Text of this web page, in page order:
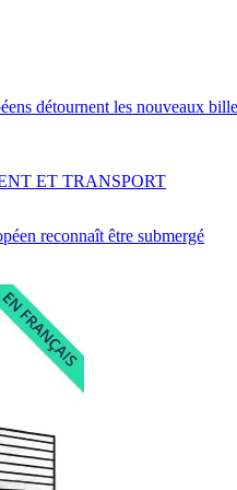
détournent les nouveaux
reconnaît être submergé
ET TRANSPORT